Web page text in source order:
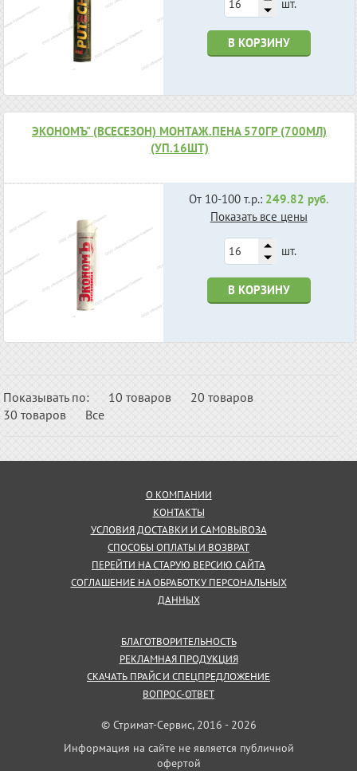
шт.
В КОРЗИНУ
ЭКОНОМЪ" (ВСЕСЕЗОН) МОНТАЖ.ПЕНА 570ГР (700МЛ)
(УП.16ШТ)
От 10-100 т.р.: 249.82 руб.
Показать все цены
шт.
В КОРЗИНУ
Показывать по: 10 товаров
20 товаров
30 товаров
Все
О КОМПАНИИ
КОНТАКТЫ
УСЛОВИЯ ДОСТАВКИ И САМОВЫВОЗА
СПОСОБЫ ОПЛАТЫ И ВОЗВРАТ
ПЕРЕЙТИ НА СТАРУЮ ВЕРСИЮ САЙТА
СОГЛАШЕНИЕ НА ОБРАБОТКУ ПЕРСОНАЛЬНЫХ
ДАННЫХ
БЛАГОТВОРИТЕЛЬНОСТЬ
РЕКЛАМНАЯ ПРОДУКЦИЯ
СКАЧАТЬ ПРАЙС И СПЕЦПРЕДЛОЖЕНИЕ
ВОПРОС-ОТВЕТ
© Стримат-Сервис, 2016 - 2026
Информация на сайте не является публичной
офертой